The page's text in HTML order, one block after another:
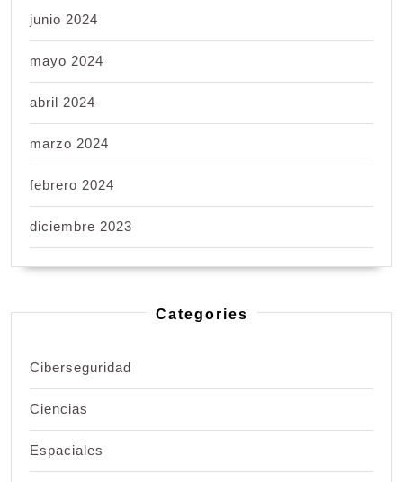
junio 2024
mayo 2024
abril 2024
marzo 2024
febrero 2024
diciembre 2023
Categories
Ciberseguridad
Ciencias
Espaciales